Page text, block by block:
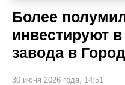
Более
инвестируют
завода в
30 июня 2026 года, 14:51